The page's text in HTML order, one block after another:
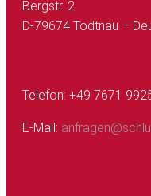
Bergstr. 2
D-79674 Todtnau –
Telefon: +49 7671
E-Mail: